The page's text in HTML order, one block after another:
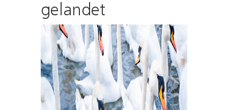
gelandet